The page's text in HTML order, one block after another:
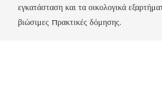
εγκατάσταση και τα οικολογικά
βιώσιμες πρακτικές δόμησης.